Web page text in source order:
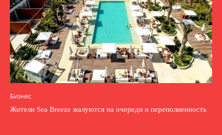
Бизнес
Жители Sea Breeze жалуются на очереди и переполненность